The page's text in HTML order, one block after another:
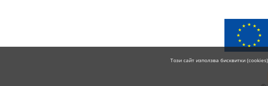
Този сайт използва бисквитки